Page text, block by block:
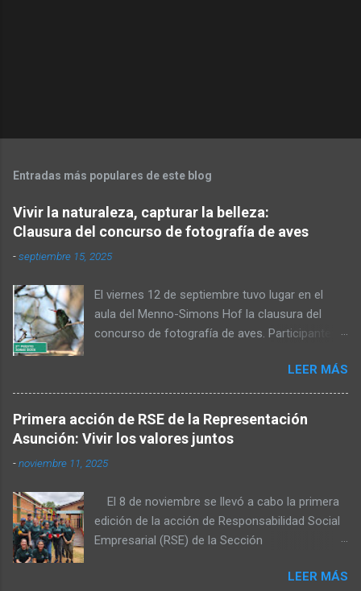
Entradas más populares de este blog
Vivir la naturaleza, capturar la belleza:
Clausura del concurso de fotografía de aves
-septiembre 15, 2025
El viernes 12 de septiembre tuvo lugar en el
aula del Menno-Simons Hof la clausura del
concurso de fotografía de aves. Participantes,
naturaleza se reunieron para admirar las fotos
premiadas y cerrar juntos el concurso. Al inicio,
Elvin Rempel dio la bienvenida a los presentes.
Posteriormente, el miembro del Consejo de
Administración, Stefan Dück, habló sobre la
belleza del Chaco y felicitó a los participantes
6:36 y señaló que una parte de las fotografías
será publicada en el calendario del próximo
año. También expresó su agradecimiento a los
realización del concurso. A continuación, Elvin
LEER MÁS
Primera acción de RSE de la Representación
Asunción: Vivir los valores juntos
-noviembre 11, 2025
El 8 de noviembre se llevó a cabo la primera
edición de la acción de Responsabilidad Social
Empresarial (RSE) de la Sección
área de Desarrollo Organizacional (D.O.). ElLEER MÁS